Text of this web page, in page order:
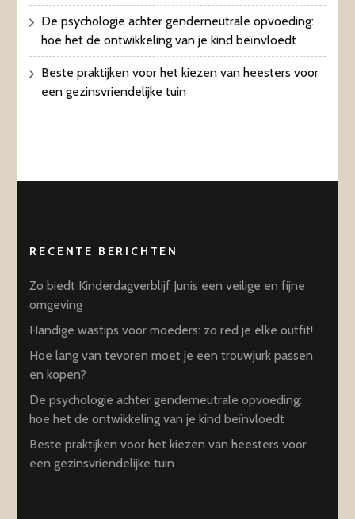
De psychologie achter genderneutrale opvoeding:
hoe het de ontwikkeling van je kind beïnvloedt
Beste praktijken voor het kiezen van heesters voor
een gezinsvriendelijke tuin
RECENTE BERICHTEN
Zo biedt Kinderdagverblijf Junis een veilige en fijne
omgeving
Handige wastips voor moeders: zo red je elke outfit!
Hoe lang van tevoren moet je een trouwjurk passen
en kopen?
De psychologie achter genderneutrale opvoeding:
hoe het de ontwikkeling van je kind beïnvloedt
Beste praktijken voor het kiezen van heesters voor
een gezinsvriendelijke tuin